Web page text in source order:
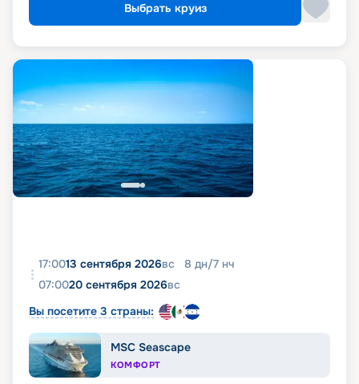
Выбрать круиз
17:0013 сентября 2026вс 8 дн/7 нч
07:0020 сентября 2026вс
Вы посетите 3 страны:
MSC Seascape
КОМФОРТ